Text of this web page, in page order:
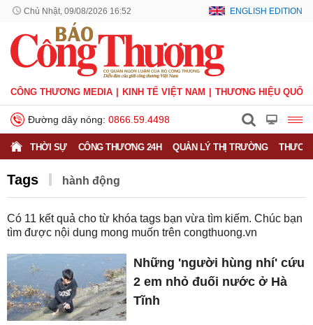
Chủ Nhật, 09/08/2026 16:52 ENGLISH EDITION
CÔNG THƯƠNG MEDIA KINH TẾ VIỆT NAM THƯƠNG HIỆU QUỐC
Đường dây nóng: 0866.59.4498
THỜI SỰ CÔNG THƯƠNG 24H QUẢN LÝ THỊ TRƯỜNG
Tags hành động
Có 11 kết quả cho từ khóa tags bạn vừa tìm kiếm. Chúc bạn
tìm được nội dung mong muốn trên congthuong.vn
Những 'người hùng nhí' cứu
2 em nhỏ đuối nước ở Hà
Tĩnh